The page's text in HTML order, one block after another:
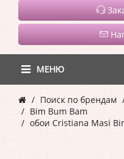
МЕНЮ
Поиск по брендам
Bim Bum Bam
обои Cristiana Masi